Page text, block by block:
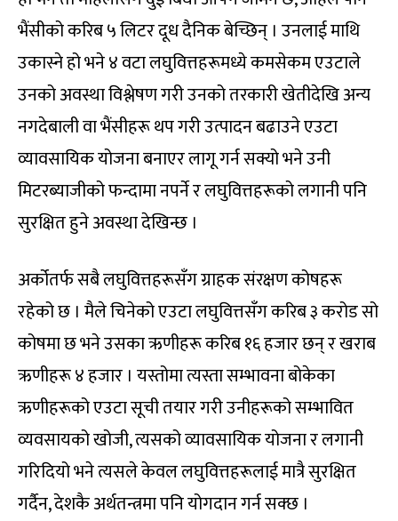
भैंसीको करिब ५ लिटर दूध दैनिक बेच्छिन् । उनलाई माथि
उकास्ने हो भने ४ वटा लघुवित्तहरूमध्ये कमसेकम एउटाले
उनको अवस्था विश्लेषण गरी उनको तरकारी खेतीदेखि अन्य
नगदेबाली वा भैंसीहरू थप गरी उत्पादन बढाउने एउटा
व्यावसायिक योजना बनाएर लागू गर्न सक्यो भने उनी
मिटरब्याजीको फन्दामा नपर्ने र लघुवित्तहरूको लगानी पनि
सुरक्षित हुने अवस्था देखिन्छ ।
अर्कोतर्फ सबै लघुवित्तहरूसँग ग्राहक संरक्षण कोषहरू
रहेको छ । मैले चिनेको एउटा लघुवित्तसँग करिब ३ करोड सो
कोषमा छ भने उसका ऋणीहरू करिब १६ हजार छन् र खराब
ऋणीहरू ४ हजार । यस्तोमा त्यस्ता सम्भावना बोकेका
ऋणीहरूको एउटा सूची तयार गरी उनीहरूको सम्भावित
व्यवसायको खोजी, त्यसको व्यावसायिक योजना र लगानी
गरिदियो भने त्यसले केवल लघुवित्तहरूलाई मात्रै सुरक्षित
गर्दैन, देशकै अर्थतन्त्रमा पनि योगदान गर्न सक्छ ।